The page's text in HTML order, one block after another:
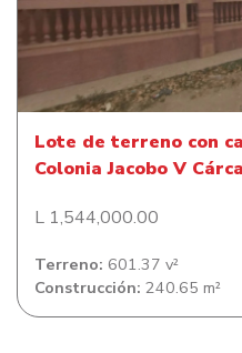
Lote de terreno con
Lote de terreno con
Colonia Jacobo V
L 1,544,000.00
Terreno: 601.37 v²
Construcción: 240.65 m²